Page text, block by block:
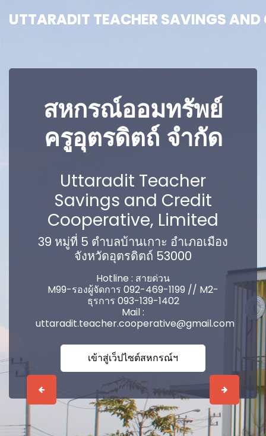
UTTARADIT TEACHER SAVINGS AND
Previous Next
สหกรณ์ออมทรัพย์
ครูอุตรดิตถ์ จำกัด
Uttaradit Teacher
Savings and Credit
Cooperative, Limited
39 หมู่ที่ 5 ตำบลบ้านเกาะ อำเภอเมือง
จังหวัดอุตรดิตถ์ 53000
Hotline : สายด่วน
M99-รองผู้จัดการ 092-469-1199 // M2-
ธุรการ 093-139-1402
Mail :
uttaradit.teacher.cooperative@gmail.com
เข้าสู่เว็ปไซต์สหกรณ์ฯ
UTTARADIT TEACHER SAVINGS AND